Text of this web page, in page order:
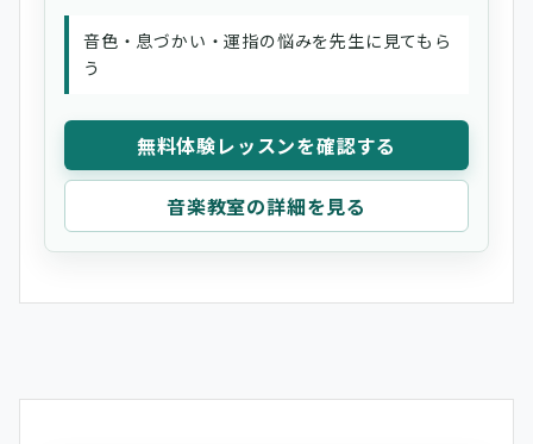
音色・息づかい・運指の悩みを先生に見てもら
う
無料体験レッスンを確認する
音楽教室の詳細を見る